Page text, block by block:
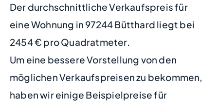
Der durchschnittliche Verkaufspreis für
eine Wohnung in 97244 Bütthard liegt bei
2454 € pro Quadratmeter.
Um eine bessere Vorstellung von den
möglichen Verkaufspreisen zu bekommen,
haben wir einige Beispielpreise für